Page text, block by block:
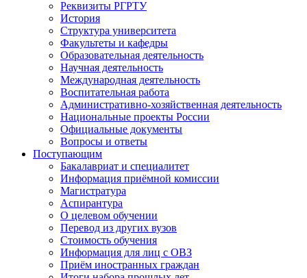
Реквизиты РГРТУ
История
Структура университета
Факультеты и кафедры
Образовательная деятельность
Научная деятельность
Международная деятельность
Воспитательная работа
Административно-хозяйственная деятельность
Национальные проекты России
Официальные документы
Вопросы и ответы
Поступающим
Бакалавриат и специалитет
Информация приёмной комиссии
Магистратура
Аспирантура
О целевом обучении
Перевод из других вузов
Стоимость обучения
Информация для лиц с ОВЗ
Приём иностранных граждан